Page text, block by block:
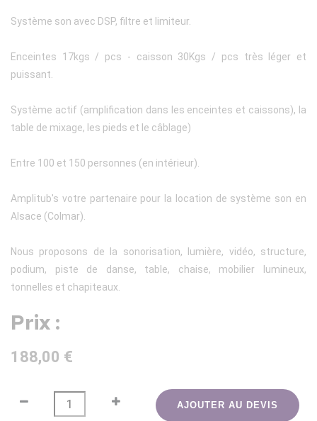
Système son avec DSP, filtre et limiteur.
Enceintes 17kgs / pcs - caisson 30Kgs / pcs très léger et
puissant.
Système actif (amplification dans les enceintes et caissons), la
table de mixage, les pieds et le câblage)
Entre 100 et 150 personnes (en intérieur).
Amplitub's votre partenaire pour la location de système son en
Alsace (Colmar).
Nous proposons de la sonorisation, lumière, vidéo, structure,
podium, piste de danse, table, chaise, mobilier lumineux,
tonnelles et chapiteaux.
Prix :
188,00 €
AJOUTER AU DEVIS